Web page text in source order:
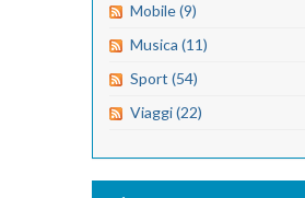
Mobile (9)
Musica (11)
Sport (54)
Viaggi (22)